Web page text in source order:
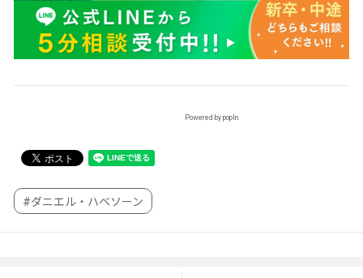
Powered by popIn
#ダニエル・ハベソーン